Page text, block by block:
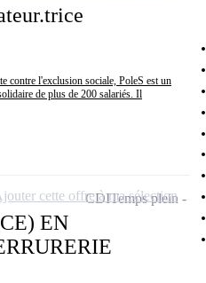
contre l'exclusion sociale, PoleS est un
de plus de 200 salariés. Il
EN
CDITemps plein
cette offre à ma sélection